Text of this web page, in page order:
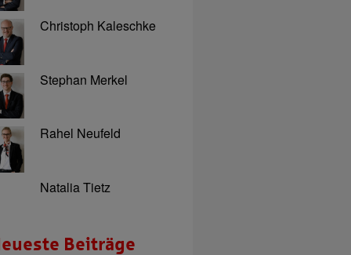
Christoph Kaleschke
Stephan Merkel
Rahel Neufeld
Natalia Tietz
Beiträge